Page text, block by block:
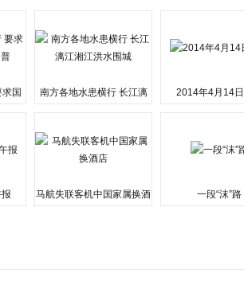
国
南方各地水患横行 长江漓
2014年4月14
马航失联客机中国家属换酒
一段“沫”路